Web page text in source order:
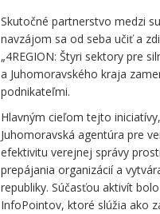
Skutočné partnerstvo medzi
navzájom sa od seba učiť a
„4REGION: Štyri sektory pre
a Juhomoravského kraja
podnikateľmi.
Hlavným cieľom tejto
Juhomoravská agentúra pre
efektivitu verejnej správy
prepájania organizácií a
republiky. Súčasťou aktivít
InfoPointov, ktoré slúžia ako